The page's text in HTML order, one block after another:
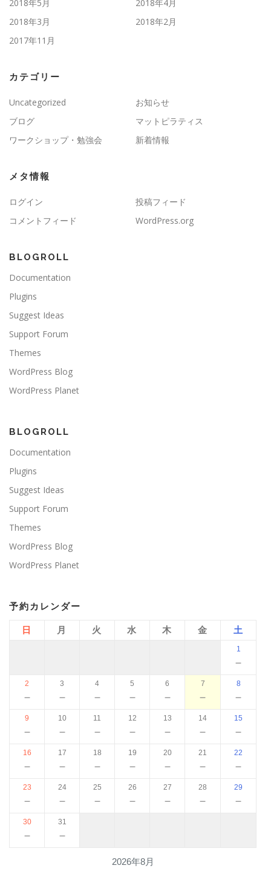
2018年5月
2018年4月
2018年3月
2018年2月
2017年11月
カテゴリー
Uncategorized
お知らせ
ブログ
マットピラティス
ワークショップ・勉強会
新着情報
メタ情報
ログイン
投稿フィード
コメントフィード
WordPress.org
BLOGROLL
Documentation
Plugins
Suggest Ideas
Support Forum
Themes
WordPress Blog
WordPress Planet
BLOGROLL
Documentation
Plugins
Suggest Ideas
Support Forum
Themes
WordPress Blog
WordPress Planet
予約カレンダー
2026年8月
日 月 火 水 木 金 土
1
－
2
－
3
－
4
－
5
－
6
－
7
－
8
－
9
－
10
－
11
－
12
－
13
－
14
－
15
－
16
－
17
－
18
－
19
－
20
－
21
－
22
－
23
－
24
－
25
－
26
－
27
－
28
－
29
－
30
－
31
－